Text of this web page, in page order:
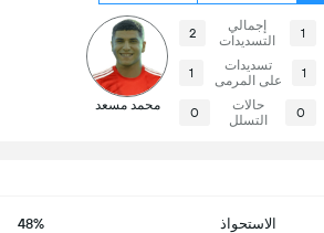
1
إجمالي
التسديدات
2
1
تسديدات
على المرمى
1
0
حالات
التسلل
0 محمد مسعد
الاستحواذ 48%